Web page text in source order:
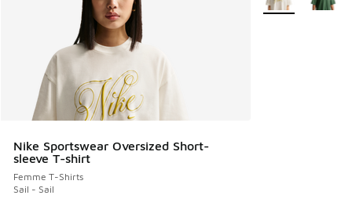
Nike Sportswear Oversized Short-
sleeve T-shirt
Femme T-Shirts
Sail - Sail